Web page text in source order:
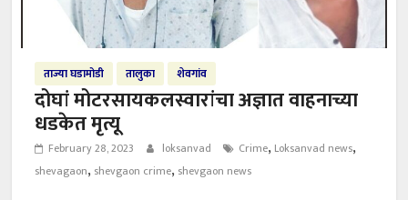
ताज्या घडामोडी तालुका शेवगांव
दोघां मोटरसायकलस्वारांचा अज्ञात वाहनाच्या
धडकेत मृत्यू
February 28, 2023 loksanvad Crime, Loksanvad news,
shevagaon, shevgaon crime, shevgaon news